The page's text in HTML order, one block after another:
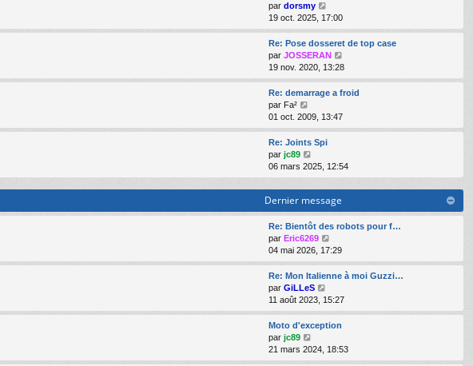
a
g
e
e
s
s
a
g
e
n
r
m
e
s
s
g
e
e
d
r
n
r
e
s
g
par dorsmy
o
i
r
l
e
d
n
r
e
a
e
19 oct. 2025, 17:00
Re: Pose dosseret de top case
par JOSSERAN
o
i
r
d
n
m
e
g
e
19 nov. 2020, 13:28
Re: demarrage a froid
par Fa²
o
i
r
l
e
d
e
r
n
i
e
r
m
e
s
s
e
01 oct. 2009, 13:47
Re: Joints Spi
par jc89
o
i
r
l
e
d
e
r
n
i
e
r
m
s
06 mars 2025, 12:54
Dernier message
Re: Bientôt des robots pour f…
par Eric6269
o
i
r
e
d
e
n
04 mai 2026, 17:29
Re: Mon Italienne à moi Guzzi…
par GiLLeS
o
i
r
e
d
11 août 2023, 15:27
Moto d'exception
par jc89
o
i
21 mars 2024, 18:53